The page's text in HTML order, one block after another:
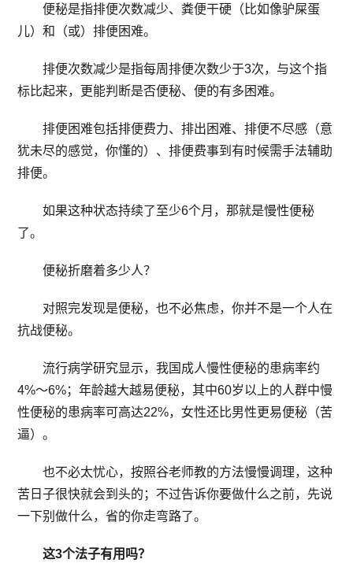
便秘是指排便次数减少、粪便干硬（比如像驴屎蛋
儿）和（或）排便困难。
排便次数减少是指每周排便次数少于3次，与这个指
标比起来，更能判断是否便秘、便的有多困难。
排便困难包括排便费力、排出困难、排便不尽感（意
犹未尽的感觉，你懂的）、排便费事到有时候需手法辅助
排便。
如果这种状态持续了至少6个月，那就是慢性便秘
了。
便秘折磨着多少人？
对照完发现是便秘，也不必焦虑，你并不是一个人在
抗战便秘。
流行病学研究显示，我国成人慢性便秘的患病率约
4%～6%；年龄越大越易便秘，其中60岁以上的人群中慢
性便秘的患病率可高达22%，女性还比男性更易便秘（苦
逼）。
也不必太忧心，按照谷老师教的方法慢慢调理，这种
苦日子很快就会到头的；不过告诉你要做什么之前，先说
一下别做什么，省的你走弯路了。
这3个法子有用吗？